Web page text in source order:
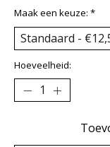
Maak een keuze: *
Hoeveelheid: